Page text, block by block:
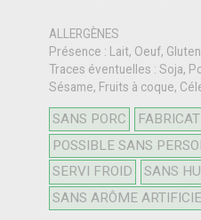
ALLERGÈNES
Présence : Lait, Oeuf, Gluten
Traces éventuelles : Soja,
Sésame, Fruits à coque,
SANS PORC
POSSIBLE SANS
SERVI FROID
SANS
SANS ARÔME